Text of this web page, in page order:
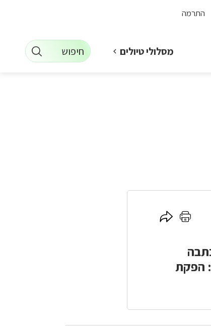
התרמה
מסלולי טיולים חיפוש
לחץ
לחץ
הפקת